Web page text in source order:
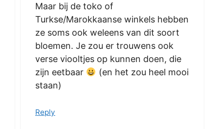
Maar bij de toko of
Turkse/Marokkaanse winkels hebben
ze soms ook weleens van dit soort
bloemen. Je zou er trouwens ook
verse viooltjes op kunnen doen, die
zijn eetbaar
(en het zou heel mooi
staan)
Reply